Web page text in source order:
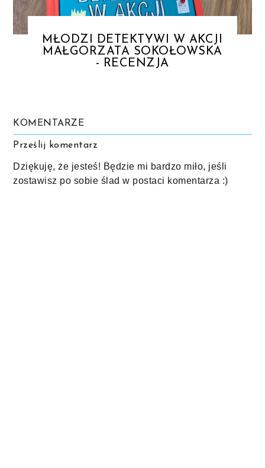
MŁODZI DETEKTYWI W AKCJI
MAŁGORZATA SOKOŁOWSKA
- RECENZJA
KOMENTARZE
Prześlij komentarz
Dziękuję, że jesteś! Będzie mi bardzo miło, jeśli
zostawisz po sobie ślad w postaci komentarza :)